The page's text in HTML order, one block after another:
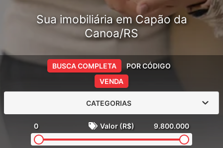
Sua imobiliária em Capão da
Canoa/RS
VENDA
BUSCA COMPLETA POR CÓDIGO
CATEGORIAS
0 Valor (R$) 9.800.000